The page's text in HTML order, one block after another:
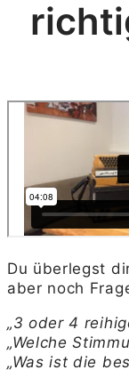
Du überlegst
aber noch
„3 oder 4
„Welche
„Was ist die